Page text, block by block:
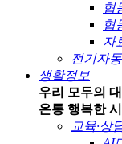
협
협
자
전기자
생활정보
우리 모두의
온통 행복한
교육·상